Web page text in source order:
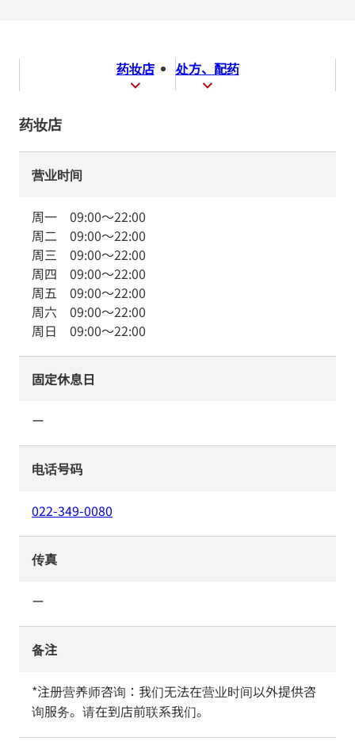
药妆店 处方、配药
药妆店
营业时间
周一 09:00～22:00
周二 09:00～22:00
周三 09:00～22:00
周四 09:00～22:00
周五 09:00～22:00
周六 09:00～22:00
周日 09:00～22:00
固定休息日
ー
电话号码
022-349-0080
传真
ー
备注
*注册营养师咨询：我们无法在营业时间以外提供咨
询服务。请在到店前联系我们。